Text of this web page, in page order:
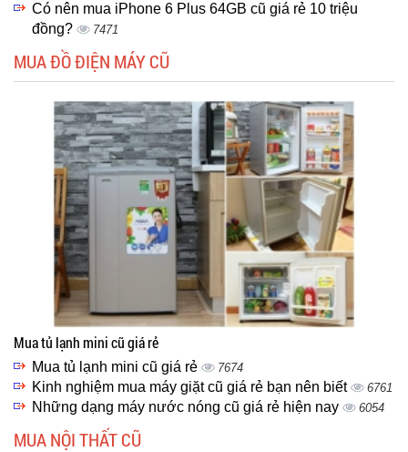
Có nên mua iPhone 6 Plus 64GB cũ giá rẻ 10 triệu
đồng?
7471
MUA ĐỒ ĐIỆN MÁY CŨ
Mua tủ lạnh mini cũ giá rẻ
Mua tủ lạnh mini cũ giá rẻ 7674
Kinh nghiệm mua máy giặt cũ giá rẻ bạn nên biết 6761
Những dạng máy nước nóng cũ giá rẻ hiện nay 6054
MUA NỘI THẤT CŨ